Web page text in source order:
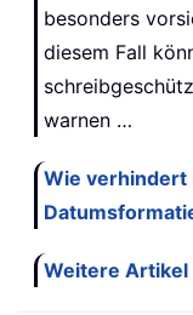
besonders
diesem Fall
warnen …
Wie verhindert
Weitere Artikel